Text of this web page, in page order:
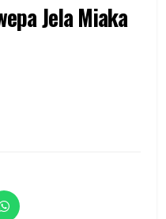
Jela Miaka